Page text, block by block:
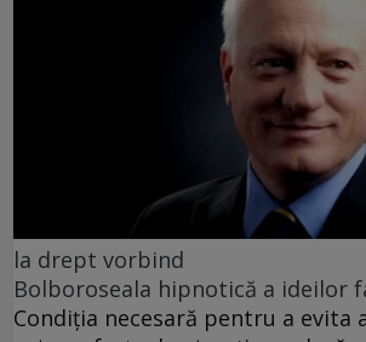
la drept vorbind
Bolboroseala hipnotică a ideilor
Condiția necesară pentru a evita